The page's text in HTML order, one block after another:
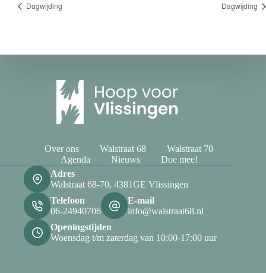
Dagwijding Dagwijding
Over ons Walstraat 68
Walstraat 70
Agenda
Nieuws
Doe mee!
Adres
Walstraat 68-70, 4381GE Vlissingen
Telefoon
06-24940706
E-mail
info@walstraat68.nl
Openingstijden
Woensdag t/m zaterdag van 10:00-17:00 uur